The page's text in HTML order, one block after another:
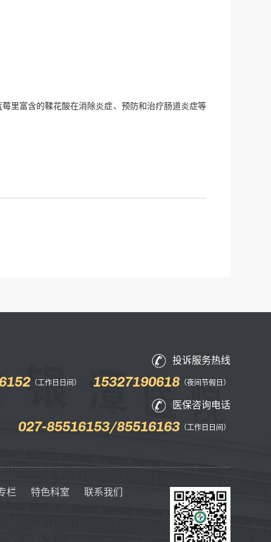
里富含的鞣花酸在消除炎症、预防和治疗肠道炎症等
投诉服务热线
（工作日日间） 15327190618（夜间节假日）
医保咨询电话
027-85516153/85516163（工作日日间）
栏 特色科室 联系我们